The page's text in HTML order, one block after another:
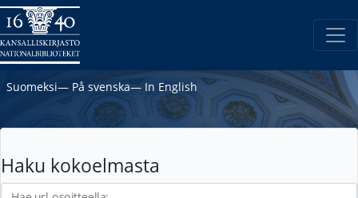
Suomeksi― På svenska― In English
Haku kokoelmasta